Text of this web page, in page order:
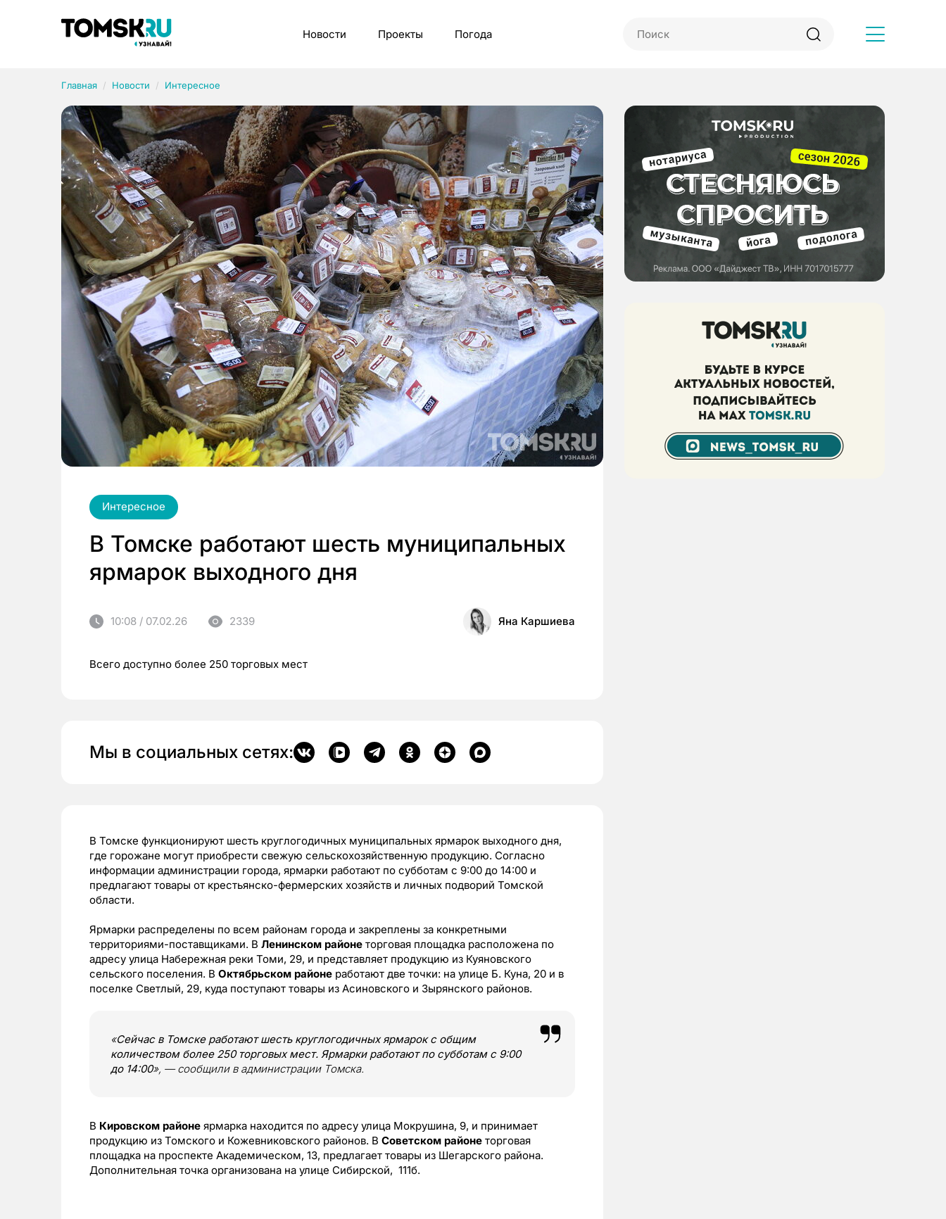
Новости Проекты Погода
Главная Новости Интересное
Интересное
В Томске работают шесть муниципальных
ярмарок выходного дня
10:08 / 07.02.26 2339 Яна Каршиева
Всего доступно более 250 торговых мест
Мы в социальных сетях:
В Томске функционируют шесть круглогодичных муниципальных ярмарок выходного дня,
где горожане могут приобрести свежую сельскохозяйственную продукцию. Согласно
информации администрации города, ярмарки работают по субботам с 9:00 до 14:00 и
предлагают товары от крестьянско-фермерских хозяйств и личных подворий Томской
области.
Ярмарки распределены по всем районам города и закреплены за конкретными
территориями-поставщиками. В Ленинском районе торговая площадка расположена по
адресу улица Набережная реки Томи, 29, и представляет продукцию из Куяновского
сельского поселения. В Октябрьском районе работают две точки: на улице Б. Куна, 20 и в
поселке Светлый, 29, куда поступают товары из Асиновского и Зырянского районов.
«Сейчас в Томске работают шесть круглогодичных ярмарок с общим
количеством более 250 торговых мест. Ярмарки работают по субботам с 9:00
до 14:00», — сообщили в администрации Томска.
В Кировском районе ярмарка находится по адресу улица Мокрушина, 9, и принимает
продукцию из Томского и Кожевниковского районов. В Советском районе торговая
площадка на проспекте Академическом, 13, предлагает товары из Шегарского района.
Дополнительная точка организована на улице Сибирской, 111б.
Рубрики